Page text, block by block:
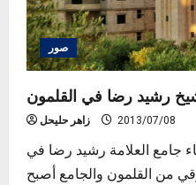
صور
رشيد رضا في القلمون
زاهر حليحل 2013/07/08
جامع العلامة رشيد رضا في